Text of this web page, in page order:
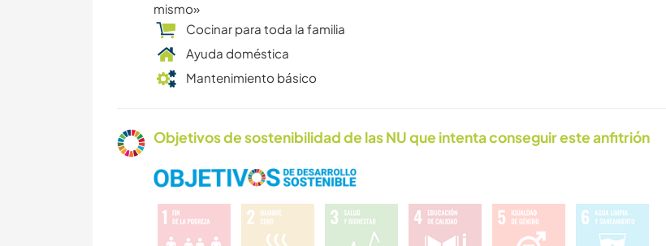
mismo»
Cocinar para toda la familia
Ayuda doméstica
Mantenimiento básico
Objetivos de sostenibilidad de las NU que intenta conseguir este anfitrión